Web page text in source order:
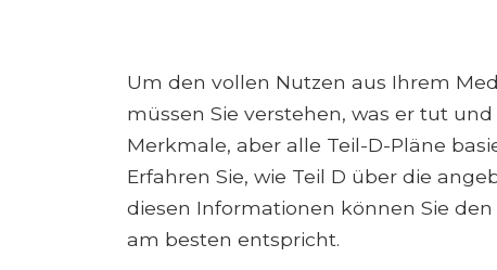
Um den vollen Nutzen aus Ihrem
müssen Sie verstehen, was er tut
Merkmale, aber alle Teil-D-Pläne
Erfahren Sie, wie Teil D über die
diesen Informationen können Sie
am besten entspricht.